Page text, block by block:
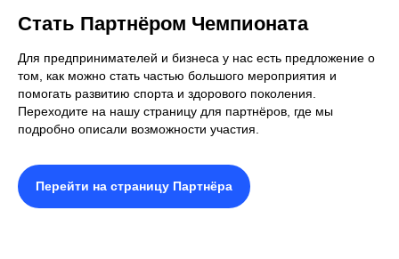
Стать Партнёром Чемпионата
Для предпринимателей и бизнеса у нас есть предложение о
том, как можно стать частью большого мероприятия и
помогать развитию спорта и здорового поколения.
Переходите на нашу страницу для партнёров, где мы
подробно описали возможности участия.
Перейти на страницу Партнёра
KUDRYASHOV.PRO.LAB@GMAIL.COM
(Новокузнецк)